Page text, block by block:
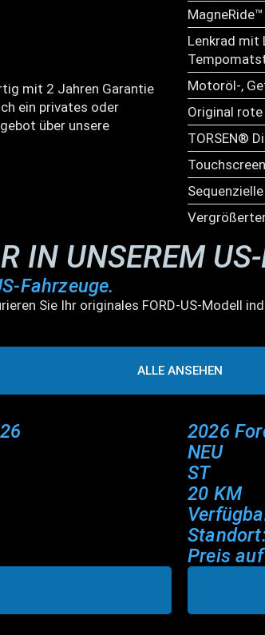
mit 2 Jahren Garantie
ein privates oder
über unsere
Lenkrad mit
Motoröl-,
Original
TORSEN®
IN UNSEREM
Fahrzeuge.
Sie Ihr originales FORD-US-Modell
ALLE ANSEHEN
2026
NEU
ST
20 KM
Preis